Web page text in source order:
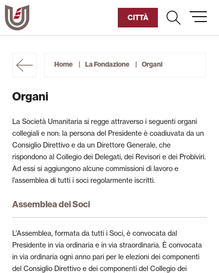
Vai
al
contenuto
CITTÀ
Home La Fondazione Organi
Organi
La Società Umanitaria si regge attraverso i seguenti organi
collegiali e non: la persona del Presidente è coadiuvata da un
Consiglio Direttivo e da un Direttore Generale, che
rispondono al Collegio dei Delegati, dei Revisori e dei Probiviri.
Ad essi si aggiungono alcune commissioni di lavoro e
l’assemblea di tutti i soci regolarmente iscritti.
Assemblea dei Soci
L’Assemblea, formata da tutti i Soci, è convocata dal
Presidente in via ordinaria e in via straordinaria. È convocata
in via ordinaria ogni anno pari per le elezioni dei componenti
del Consiglio Direttivo e dei componenti del Collegio dei
Fondazione
Storia dell’Umanitaria
Pillole di Umanitària
Archivio Storico
Biblioteche e Mediateche
Pubblicazioni
Università